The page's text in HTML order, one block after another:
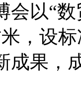
会以“
，设
成果，